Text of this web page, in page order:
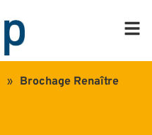
» Brochage Renaître